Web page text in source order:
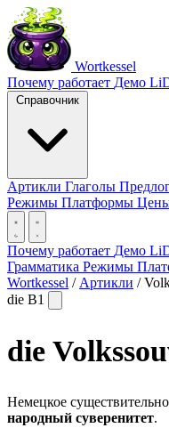
Wortkessel
Почему работает Демо
Справочник
Артикли Глаголы
Режимы Платформы
Почему работает Демо
Грамматика Режимы
Wortkessel / Артикли /
die B1
die
Немецкое
народный суверенитет.